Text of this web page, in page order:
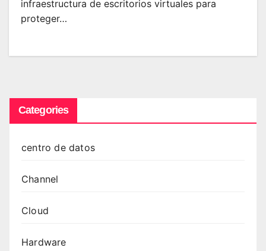
infraestructura de escritorios virtuales para
proteger…
Categories
centro de datos
Channel
Cloud
Hardware